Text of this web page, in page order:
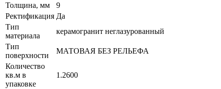
Толщина, мм
9
Ректификация Да
Тип
материала
керамогранит неглазурованный
Тип
поверхности
МАТОВАЯ БЕЗ РЕЛЬЕФА
Количество
кв.м в
упаковке
1.2600